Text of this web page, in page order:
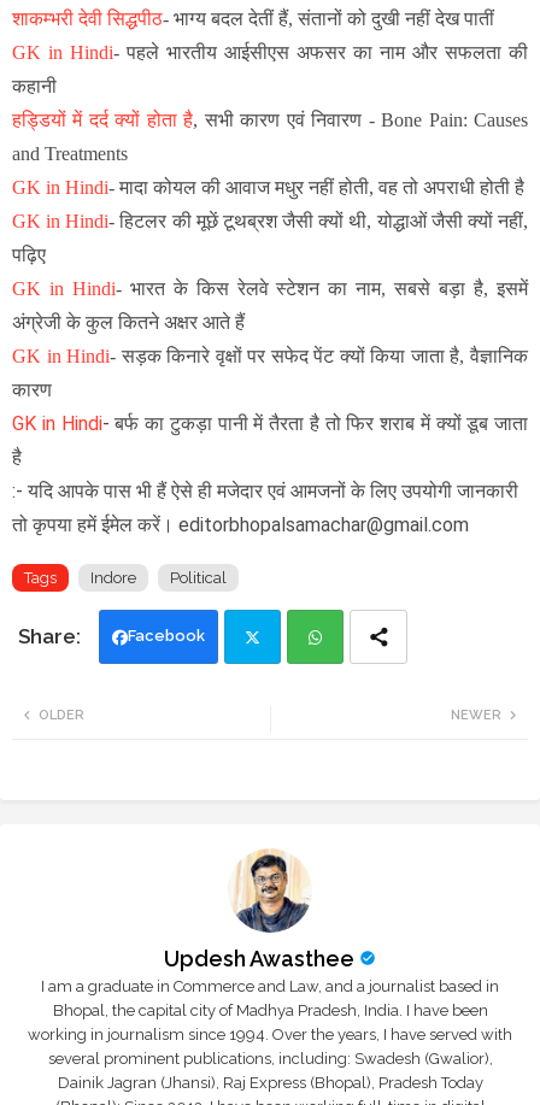
शाकम्भरी देवी सिद्धपीठ- भाग्य बदल देतीं हैं, संतानों को दुखी नहीं देख पातीं
GK in Hindi- पहले भारतीय आईसीएस अफसर का नाम और सफलता की
कहानी
हड्डियों में दर्द क्यों होता है, सभी कारण एवं निवारण - Bone Pain: Causes
and Treatments
GK in Hindi- मादा कोयल की आवाज मधुर नहीं होती, वह तो अपराधी होती है
GK in Hindi- हिटलर की मूछें टूथब्रश जैसी क्यों थी, योद्धाओं जैसी क्यों नहीं,
पढ़िए
GK in Hindi- भारत के किस रेलवे स्टेशन का नाम, सबसे बड़ा है, इसमें
अंग्रेजी के कुल कितने अक्षर आते हैं
GK in Hindi- सड़क किनारे वृक्षों पर सफेद पेंट क्यों किया जाता है, वैज्ञानिक
कारण
GK in Hindi-बर्फ का टुकड़ा पानी में तैरता है तो फिर शराब में क्यों डूब जाता
है
:- यदि आपके पास भी हैं ऐसे ही मजेदार एवं आमजनों के लिए उपयोगी जानकारी
तो कृपया हमें ईमेल करें। editorbhopalsamachar@gmail.com
Tags Indore Political
Facebook
NEWER
OLDER
Updesh Awasthee
I am a graduate in Commerce and Law, and a journalist based in
Bhopal, the capital city of Madhya Pradesh, India. I have been
working in journalism since 1994. Over the years, I have served with
several prominent publications, including: Swadesh (Gwalior),
Dainik Jagran (Jhansi), Raj Express (Bhopal), Pradesh Today